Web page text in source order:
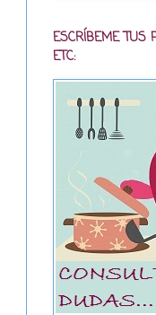
ESCRÍBEME TUS
ETC: